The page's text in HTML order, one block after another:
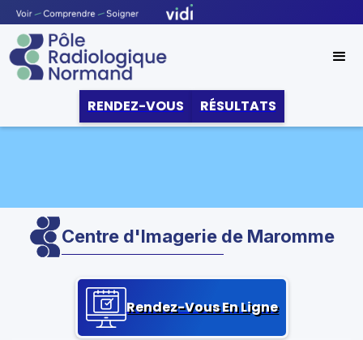
RENDEZ-VOUS RÉSULTATS
Centre d'Imagerie de Maromme
Rendez-Vous En Ligne